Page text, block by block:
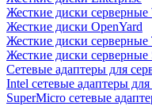
Жесткие диски серверные
Жесткие диски OpenYard
Жесткие диски серверные
Жесткие диски серверные
Сетевые адаптеры для
Intel сетевые адаптеры для
SuperMicro сетевые